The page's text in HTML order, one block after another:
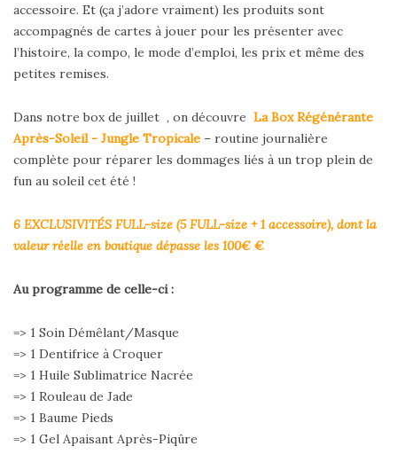
accessoire. Et (ça j’adore vraiment) les produits sont
accompagnés de cartes à jouer pour les présenter avec
l’histoire, la compo, le mode d’emploi, les prix et même des
petites remises.
Dans notre box de juillet , on découvre La Box Régénérante
Après-Soleil - Jungle Tropicale – routine journalière
complète pour réparer les dommages liés à un trop plein de
fun au soleil cet été !
6 EXCLUSIVITÉS FULL-size (5 FULL-size + 1 accessoire), dont la
valeur réelle en boutique dépasse les 100€ €
Au programme de celle-ci :
=> 1 Soin Démêlant/Masque
=> 1 Dentifrice à Croquer
=> 1 Huile Sublimatrice Nacrée
=> 1 Rouleau de Jade
=> 1 Baume Pieds
=> 1 Gel Apaisant Après-Piqûre